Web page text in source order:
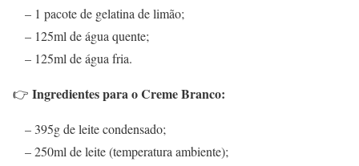
– 1 pacote de gelatina de limão;
– 125ml de água quente;
– 125ml de água fria.
👉 Ingredientes para o Creme Branco:
– 395g de leite condensado;
– 250ml de leite (temperatura ambiente);